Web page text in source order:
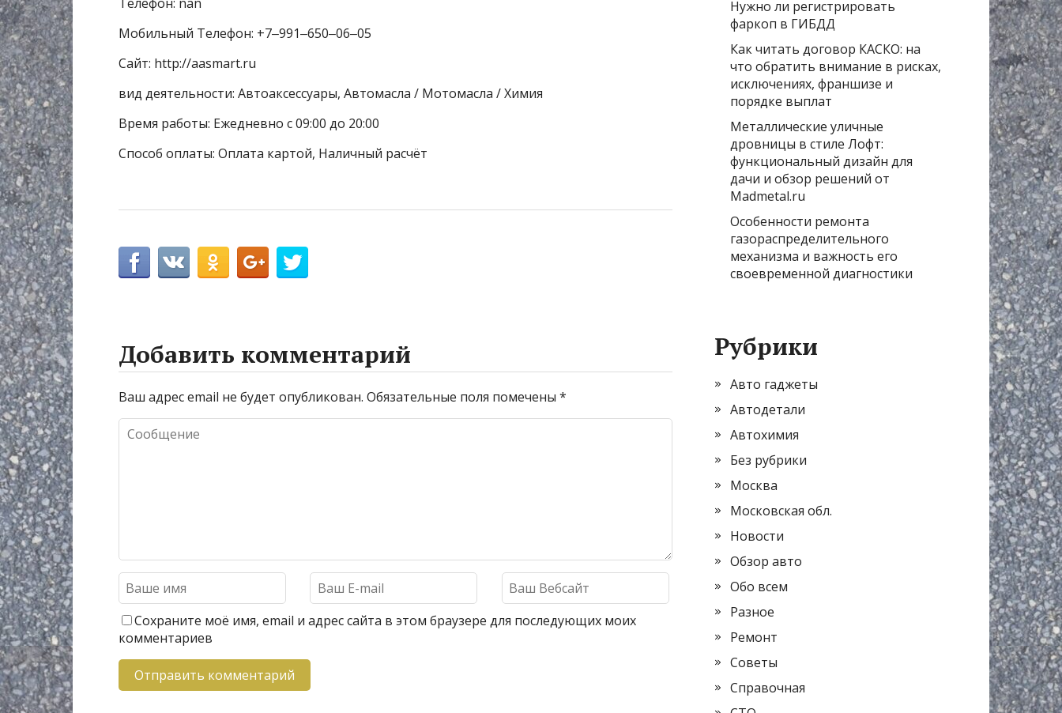
Мобильный Телефон: +7‒991‒650‒06‒05
Сайт: http://aasmart.ru
вид деятельности: Автоаксессуары, Автомасла / Мотомасла / Химия
Время работы: Ежедневно с 09:00 до 20:00
Способ оплаты: Оплата картой, Наличный расчёт
Добавить комментарий
Ваш адрес email не будет опубликован. Обязательные поля помечены *
Сохраните моё имя, email и адрес сайта в этом браузере для последующих моих
комментариев
Нужно ли регистрировать
фаркоп в ГИБДД
Как читать договор КАСКО: на
что обратить внимание в рисках,
исключениях, франшизе и
порядке выплат
Металлические уличные
дровницы в стиле Лофт:
функциональный дизайн для
дачи и обзор решений от
Madmetal.ru
Особенности ремонта
газораспределительного
механизма и важность его
своевременной диагностики
Рубрики
Авто гаджеты
Автодетали
Автохимия
Без рубрики
Москва
Московская обл.
Новости
Обзор авто
Обо всем
Разное
Ремонт
Советы
Справочная